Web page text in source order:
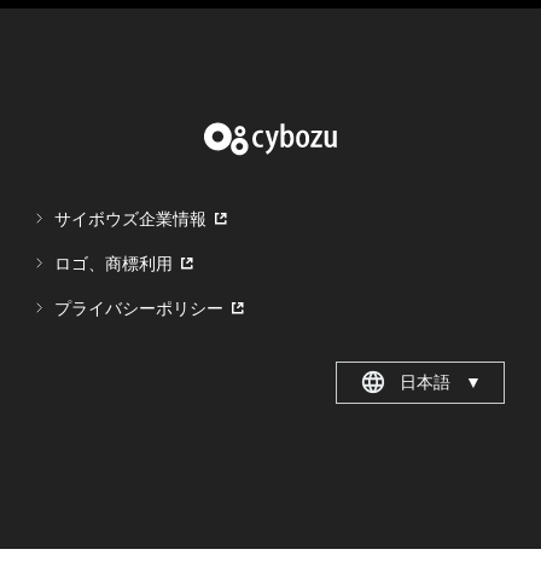
サイボウズ企業情報
ロゴ、商標利用
プライバシーポリシー
日本語 ▼